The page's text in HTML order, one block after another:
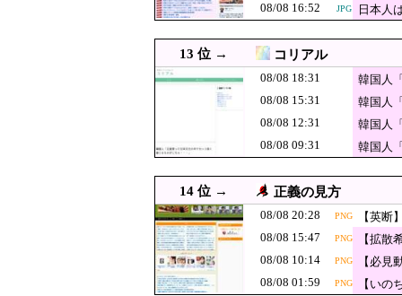
08/08 14:00 【早稲田】“無銭飲食”複
08/08 14:00 JPG 韓国人「まさか…W杯視聴
08/08 14:00 JPG 【衝撃】韓国人「大谷の今
08/08 13:55 中国SNS「アニメの世界が
JPG 【朗報】日本のおじいちゃ
08/08 13:38
【悲報】小野田紀美
到 ｗｗｗｗｗｗｗｗ
08/08 13:29 参政党、福岡県議選に30
08/08 13:20 文科省が女性専
08/08 13:10 JPG ドイツ空港のウクラ
08/08 13:10 JPG
【速報】日本赤
た」※今回で4回
08/08 13:00 財源なき減税、揺らぐ信
08/08 16:52
JPG 日本人
13 位 → コリアル
08/08 18:31
韓国人
08/08 15:31
韓国人
08/08 12:31
韓国人
08/08 09:31
韓国人
14 位 → 正義の見方
08/08 20:28
PNG
【英断
08/08 15:47
PNG
【拡
準備
08/08 10:14 PNG
【必
08/08 01:59
PNG
【い